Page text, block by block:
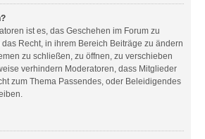
ist es, das Geschehen im Forum zu
Recht, in ihrem Bereich Beiträge zu ändern
zu schließen, zu öffnen, zu verschieben
verhindern Moderatoren, dass Mitglieder
zum Thema Passendes, oder Beleidigendes